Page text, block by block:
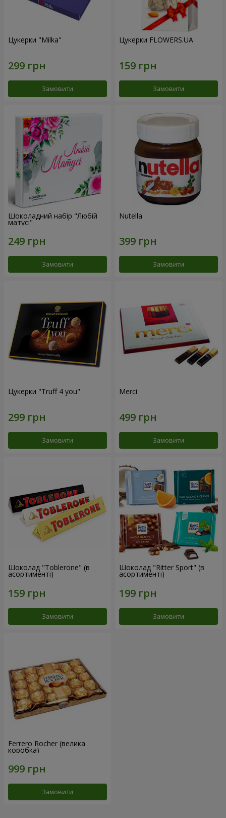
Цукерки "Milka"
Замовити
Цукерки FLOWERS.UA
Замовити
Шоколадний набір "Любій
матусі"
Замовити
Nutella
Замовити
Цукерки "Truff 4 you"
Замовити
Merci
Замовити
Шоколад "Toblerone" (в
асортименті)
Замовити
Шоколад "Ritter Sport" (в
асортименті)
Замовити
Ferrero Rocher (велика
коробка)
Замовити